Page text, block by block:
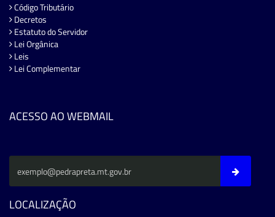
Código Tributário
Decretos
Estatuto do Servidor
Lei Orgânica
Leis
Lei Complementar
ACESSO AO WEBMAIL
LOCALIZAÇÃO